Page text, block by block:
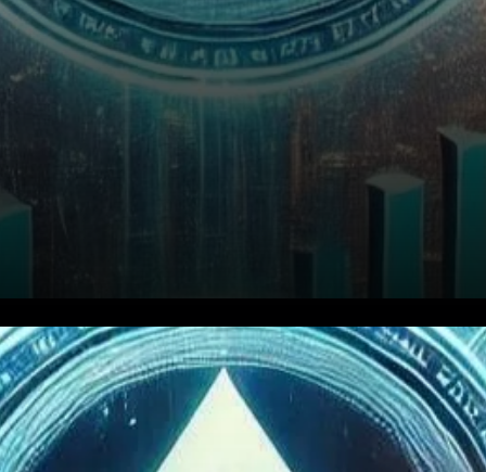
Le marché des